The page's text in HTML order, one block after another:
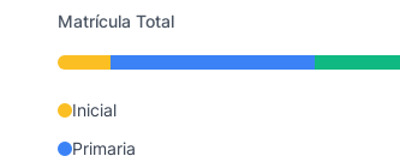
Matrícula Total
Inicial
Primaria